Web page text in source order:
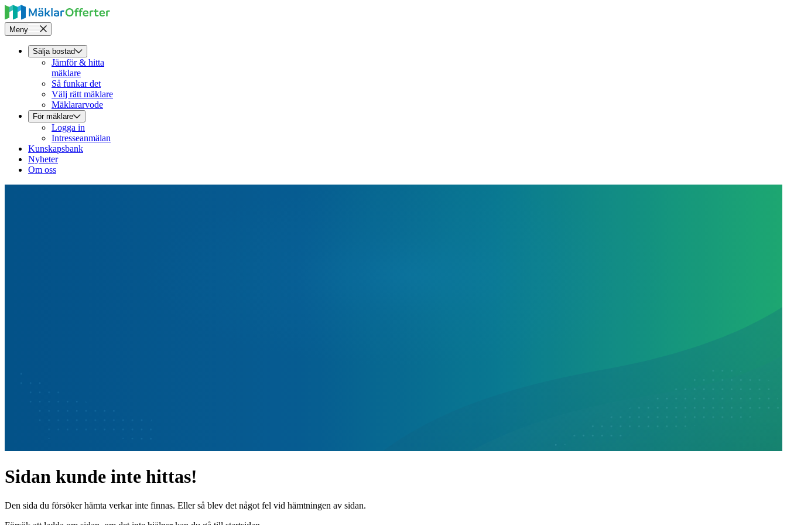
Meny
Sälja bostad
Jämför & hitta
mäklare
Så funkar det
Välj rätt mäklare
Mäklararvode
För mäklare
Logga in
Intresseanmälan
Kunskapsbank
Nyheter
Om oss
Sidan kunde inte hittas!
Den sida du försöker hämta verkar inte finnas. Eller så blev det något fel vid hämtningen av sidan.